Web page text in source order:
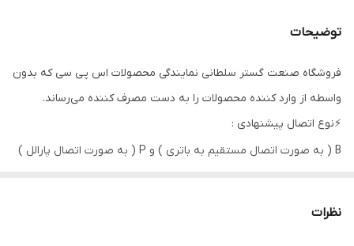
پنل
کشور سازنده چین
(مترمکعب در
توضیحات
فروشگاه صنعت گستر سلطانی نمایندگی محصولات اس پی سی که بدون
واسطه از وارد کننده محصولات را به دست مصرف کننده می‌رساند.
⚡️نوع اتصال پیشنهادی :
B ( به صورت اتصال مستقیم به باتری ) و P ( به صورت اتصال پارالل )
نظرات